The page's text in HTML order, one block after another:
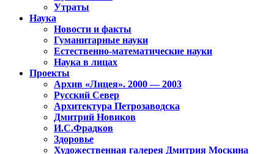
Утраты
Наука
Новости и факты
Гуманитарные науки
Естественно-математические науки
Наука в лицах
Проекты
Архив «Лицея». 2000 — 2003
Русский Север
Архитектура Петрозаводска
Дмитрий Новиков
И.С.Фрадков
Здоровье
Художественная галерея Дмитрия Москина